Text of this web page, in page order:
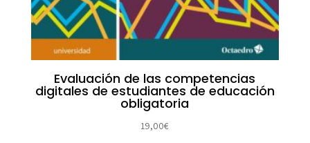
Evaluación de las competencias
digitales de estudiantes de educación
obligatoria
19,00€